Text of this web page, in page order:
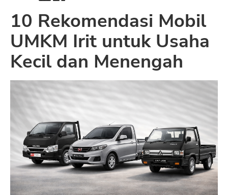
10 Rekomendasi Mobil
UMKM Irit untuk Usaha
Kecil dan Menengah